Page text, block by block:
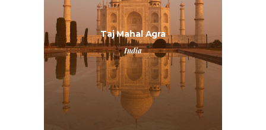
Taj Mahal Agra
India